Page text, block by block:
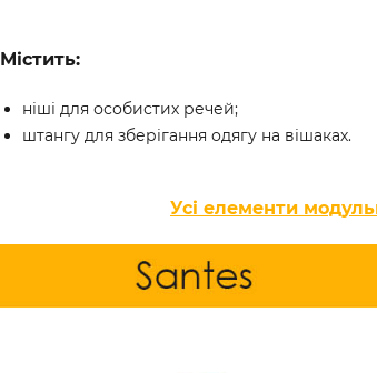
Містить:
ніші для особистих речей;
штангу для зберігання одягу на вішаках.
Усі елементи